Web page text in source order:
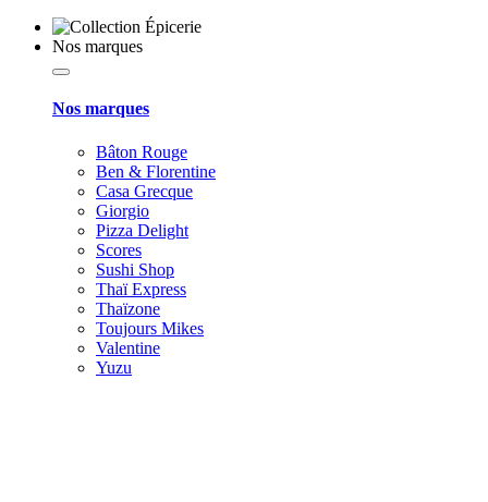
Nos marques
Nos marques
Bâton Rouge
Ben & Florentine
Casa Grecque
Giorgio
Pizza Delight
Scores
Sushi Shop
Thaï Express
Thaïzone
Toujours Mikes
Valentine
Yuzu